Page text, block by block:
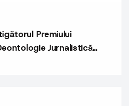
Premiului
Jurnalistică